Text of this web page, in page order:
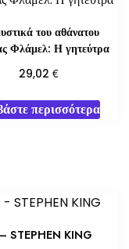
του αθάνατου
Φλάμελ: Η γητεύτρα
29,02€
περισσότερα
STEPHEN KING